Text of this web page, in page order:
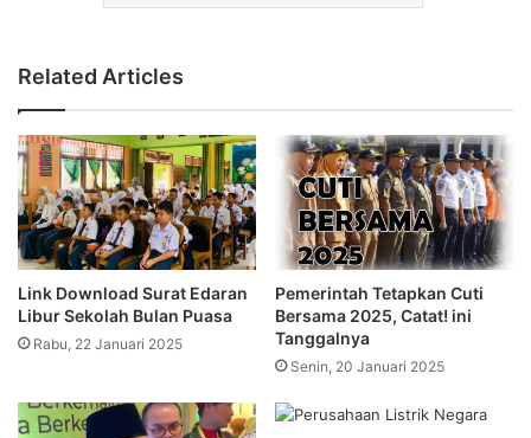
Related Articles
Link Download Surat Edaran
Libur Sekolah Bulan Puasa
Rabu, 22 Januari 2025
Pemerintah Tetapkan Cuti
Bersama 2025, Catat! ini
Tanggalnya
Senin, 20 Januari 2025